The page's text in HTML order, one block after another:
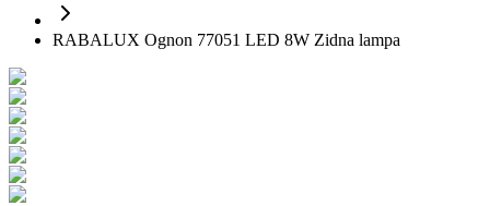
RABALUX Ognon 77051 LED 8W Zidna lampa